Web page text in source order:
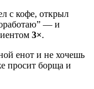
с кофе, открыл
— и
3×.
енот и не хочешь
просит борща и